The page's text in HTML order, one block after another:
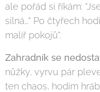
ale pořád si říkám:
silná…" Po čtyřech
malíř pokojů".
Zahradník se
nůžky, vyrvu pár
ten chaos, hodím